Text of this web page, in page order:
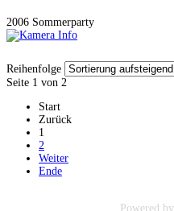
2006 Sommerparty
Reihenfolge
Seite 1 von 2
Start
Zurück
1
2
Weiter
Ende
Powered by